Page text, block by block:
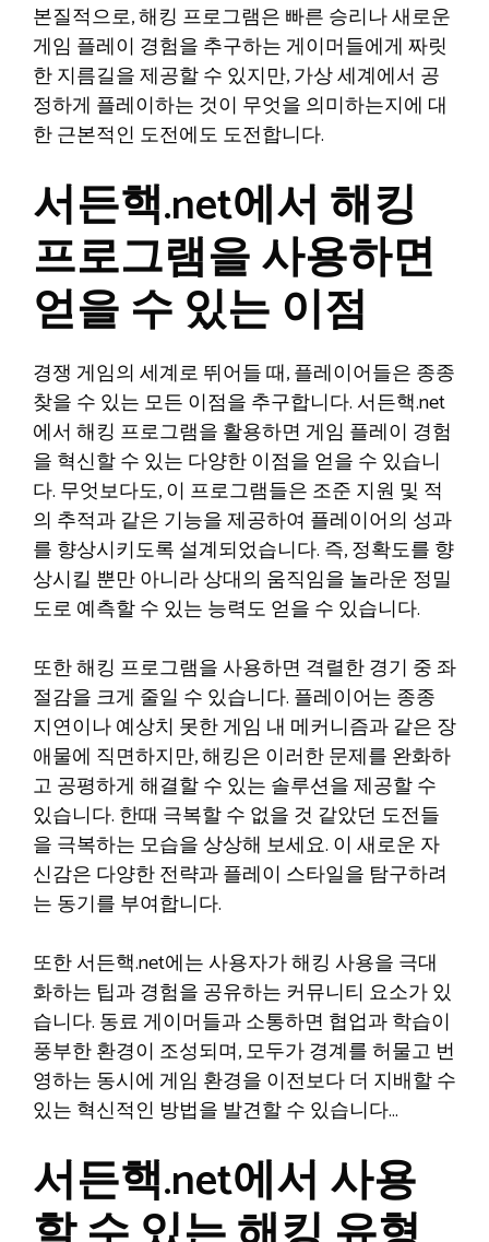
본질적으로, 해킹 프로그램은 빠른 승리나 새로운
게임 플레이 경험을 추구하는 게이머들에게 짜릿
한 지름길을 제공할 수 있지만, 가상 세계에서 공
정하게 플레이하는 것이 무엇을 의미하는지에 대
한 근본적인 도전에도 도전합니다.
서든핵.net에서 해킹
프로그램을 사용하면
얻을 수 있는 이점
경쟁 게임의 세계로 뛰어들 때, 플레이어들은 종종
찾을 수 있는 모든 이점을 추구합니다. 서든핵.net
에서 해킹 프로그램을 활용하면 게임 플레이 경험
을 혁신할 수 있는 다양한 이점을 얻을 수 있습니
다. 무엇보다도, 이 프로그램들은 조준 지원 및 적
의 추적과 같은 기능을 제공하여 플레이어의 성과
를 향상시키도록 설계되었습니다. 즉, 정확도를 향
상시킬 뿐만 아니라 상대의 움직임을 놀라운 정밀
도로 예측할 수 있는 능력도 얻을 수 있습니다.
또한 해킹 프로그램을 사용하면 격렬한 경기 중 좌
절감을 크게 줄일 수 있습니다. 플레이어는 종종
지연이나 예상치 못한 게임 내 메커니즘과 같은 장
애물에 직면하지만, 해킹은 이러한 문제를 완화하
고 공평하게 해결할 수 있는 솔루션을 제공할 수
있습니다. 한때 극복할 수 없을 것 같았던 도전들
을 극복하는 모습을 상상해 보세요. 이 새로운 자
신감은 다양한 전략과 플레이 스타일을 탐구하려
는 동기를 부여합니다.
또한 서든핵.net에는 사용자가 해킹 사용을 극대
화하는 팁과 경험을 공유하는 커뮤니티 요소가 있
습니다. 동료 게이머들과 소통하면 협업과 학습이
풍부한 환경이 조성되며, 모두가 경계를 허물고 번
영하는 동시에 게임 환경을 이전보다 더 지배할 수
있는 혁신적인 방법을 발견할 수 있습니다…
서든핵.net에서 사용